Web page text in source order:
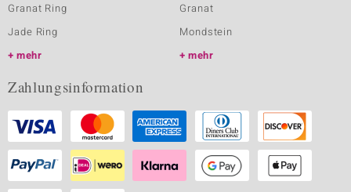
Granat Ring
Jade Ring
mehr
Granat
Mondstein
mehr
Zahlungsinformation